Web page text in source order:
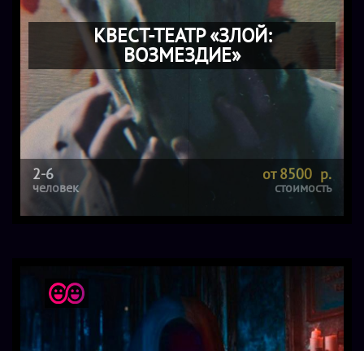
КВЕСТ-ТЕАТР «ЗЛОЙ:
ВОЗМЕЗДИЕ»
2-6
человек
от 8500 р.
стоимость